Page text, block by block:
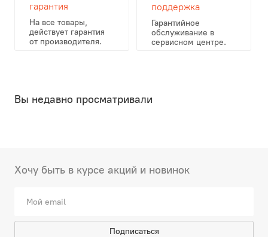
гарантия
На все товары,
действует гарантия
от производителя.
поддержка
Гарантийное
обслуживание в
сервисном центре.
Вы недавно просматривали
Хочу быть в курсе акций и новинок
Подписаться